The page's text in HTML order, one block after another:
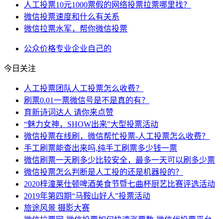
人工投票10元1000票假的网络投票拉票哪里找？
微信投票速度和什么有关系
微信拉票水军，帮你微信投票
公众价格专业企业自己的
今日关注
人工投票团队人工投票怎么收费？
刷票0.01一票微信号是不是真的有？
育新诗词达人 请你来点赞
“魅力女神，SHOW出来”大型投票活动
微信投票在线刷，微信帮忙投票-人工投票怎么收费？
手工刷票能查出来吗,纯手工刷票多少钱一票
微信刷票一天刷多少比较安全，最多一天可以刷多少票
微信投票怎么判断是人工投的还是机器投的？
2020梓潼莱仕顿啤酒美食节暨七曲杯厨艺比赛评选活动
2019年第四期“马鞍山好人”投票活动
旅途风景 摄影大赛